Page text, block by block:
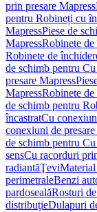
prin presare Mapress
pentru Robineți cu
MapressPiese de
MapressRobinete
Robinete de
de schimb pentru
presare Mapress
MapressRobinete
de schimb pentru
încastratCu
conexiuni de
de schimb pentru
sensCu racorduri
radiantăŢeviMaterial
perimetraleBenzi
pardosealăRosturi
distribuţieDulapuri